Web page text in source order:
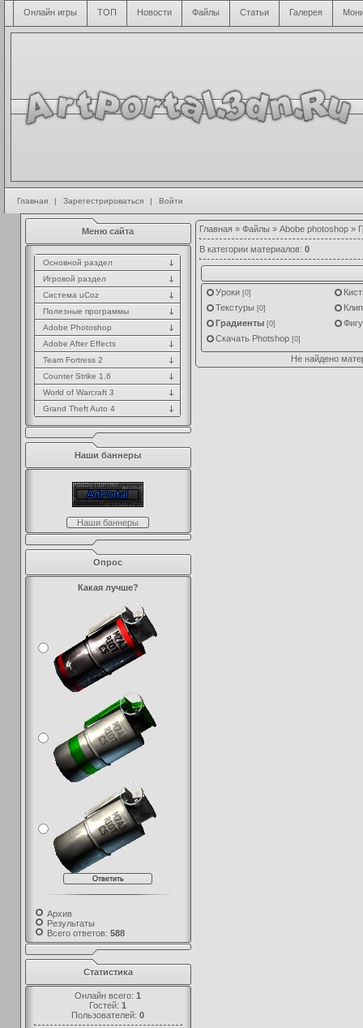
Онлайн игры ТОП Новости Файлы Статьи Галерея
Главная | Зарегестрироваться | Войти
Меню сайта
Основной раздел
Игровой раздел
Система uCoz
Полезные программы
Adobe Photoshop
Adobe After Effects
Team Fortress 2
Counter Strike 1.6
World of Warcraft 3
Grand Theft Auto 4
Наши баннеры
Наши баннеры
Опрос
Какая лучше?
Архив
Результаты
Всего ответов: 588
Статистика
Онлайн всего: 1
Гостей: 1
Пользователей: 0
Главная» Файлы » Abobe photoshop»
В категории материалов: 0
Уроки [0]
Текстуры [0]
Градиенты [0]
Скачать Photshop [0]
Не найдено